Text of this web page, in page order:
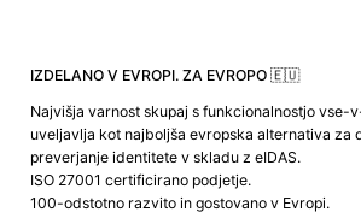
IZDELANO V EVROPI. ZA EVROPO 🇪🇺
Najvišja varnost skupaj s funkcionalnostjo vse-
uveljavlja kot najboljša evropska alternativa za
preverjanje identitete v skladu z eIDAS.
ISO 27001 certificirano podjetje.
100-odstotno razvito in gostovano v Evropi.